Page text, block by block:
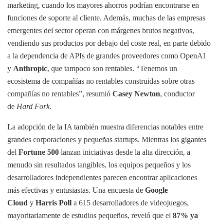
marketing, cuando los mayores ahorros podrían encontrarse en
funciones de soporte al cliente. Además, muchas de las empresas
emergentes del sector operan con márgenes brutos negativos,
vendiendo sus productos por debajo del coste real, en parte debido
a la dependencia de APIs de grandes proveedores como OpenAI
y Anthropic, que tampoco son rentables. “Tenemos un
ecosistema de compañías no rentables construidas sobre otras
compañías no rentables”, resumió Casey Newton, conductor
de Hard Fork.
La adopción de la IA también muestra diferencias notables entre
grandes corporaciones y pequeñas startups. Mientras los gigantes
del Fortune 500 lanzan iniciativas desde la alta dirección, a
menudo sin resultados tangibles, los equipos pequeños y los
desarrolladores independientes parecen encontrar aplicaciones
más efectivas y entusiastas. Una encuesta de Google
Cloud y Harris Poll a 615 desarrolladores de videojuegos,
mayoritariamente de estudios pequeños, reveló que el 87% ya